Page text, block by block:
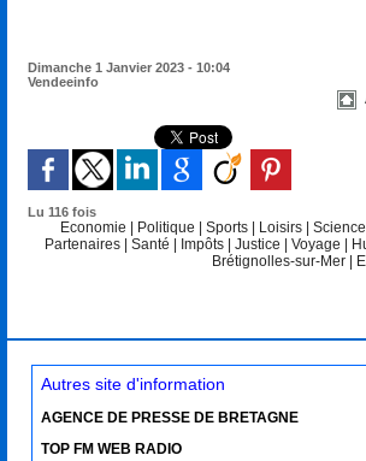
Dimanche 1 Janvier 2023 - 10:04
Vendeeinfo
Lu 116 fois
Economie Politique |Sports Loisirs |
Partenaires
|Santé Impôts |Justice |Voyage
Brétignolles-sur-Mer
Autres site d'information
AGENCE DE PRESSE DE BRETAGNE
TOP FM WEB RADIO